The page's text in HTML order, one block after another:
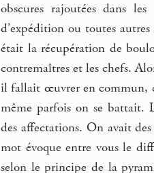
obscures rajoutées dans
d’expédition ou toutes
était la récupération de
contremaîtres et les chefs.
il fallait œuvrer en commun,
même parfois on se battait.
des affectations. On avait des
mot évoque entre vous le
selon le principe de la